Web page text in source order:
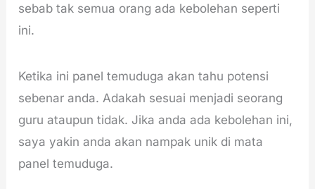
sebab tak semua orang ada kebolehan seperti
ini.
Ketika ini panel temuduga akan tahu potensi
sebenar anda. Adakah sesuai menjadi seorang
guru ataupun tidak. Jika anda ada kebolehan ini,
saya yakin anda akan nampak unik di mata
panel temuduga.